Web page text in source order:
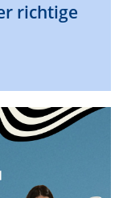
richtige